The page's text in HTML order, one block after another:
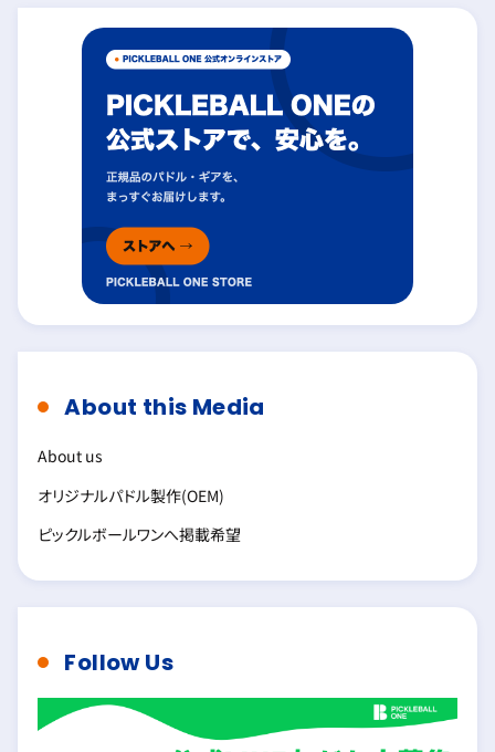
About this Media
About us
オリジナルパドル製作(OEM)
ピックルボールワンへ掲載希望
Follow Us